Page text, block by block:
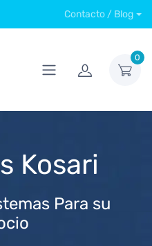
Contacto / Blog
0
Kosari
Para su